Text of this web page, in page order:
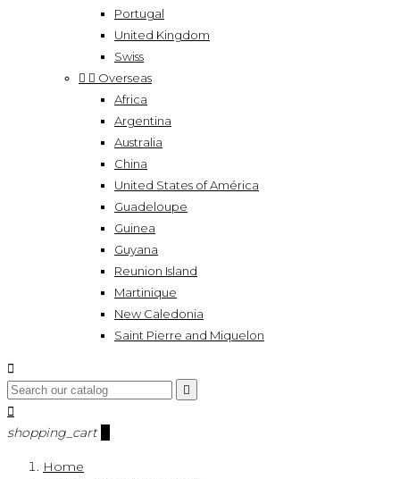
Portugal
United Kingdom
Swiss
  Overseas
Africa
Argentina
Australia
China
United States of América
Guadeloupe
Guinea
Guyana
Reunion Island
Martinique
New Caledonia
Saint Pierre and Miquelon



shopping_cart
Home